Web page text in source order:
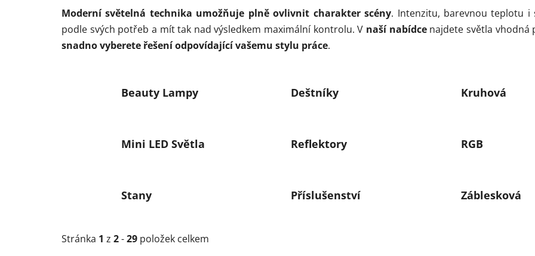
Moderní světelná technika umožňuje plně ovlivnit charakter scény. Intenzitu, barevnou teplotu i
podle svých potřeb a mít tak nad výsledkem maximální kontrolu. V naší nabídcenajdete světla vhodná
snadno vyberete řešení odpovídající vašemu stylu práce.
Beauty Lampy Deštníky Kruhová
Mini LED Světla Reflektory RGB
Stany Příslušenství Záblesková
Stránka 1 z 2-29 položek celkem